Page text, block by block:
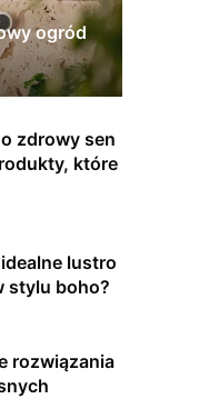
ogród
zdrowy sen
które
lustro
stylu boho?
rozwiązania